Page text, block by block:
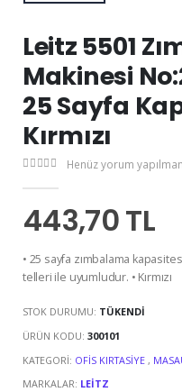
Leitz 5501
Makinesi
25 Sayfa
Kırmızı
Henüz yorum
443,70 TL
• 25 sayfa zımbalama
telleri ile uyumludur. • Kırmızı
STOK DURUMU: TÜKENDI
ÜRÜN KODU:300101
KATEGORI: OFIS KIRTASIYE ,
MARKALAR: LEITZ